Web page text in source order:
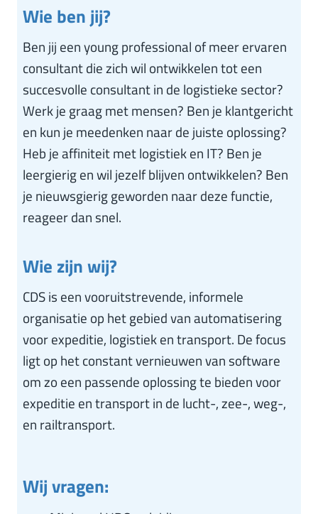
Wie ben jij?
Ben jij een young professional of meer ervaren
consultant die zich wil ontwikkelen tot een
succesvolle consultant in de logistieke sector?
Werk je graag met mensen? Ben je klantgericht
en kun je meedenken naar de juiste oplossing?
Heb je affiniteit met logistiek en IT? Ben je
leergierig en wil jezelf blijven ontwikkelen? Ben
je nieuwsgierig geworden naar deze functie,
reageer dan snel.
Wie zijn wij?
CDS is een vooruitstrevende, informele
organisatie op het gebied van automatisering
voor expeditie, logistiek en transport. De focus
ligt op het constant vernieuwen van software
om zo een passende oplossing te bieden voor
expeditie en transport in de lucht-, zee-, weg-,
en railtransport.
Wij vragen: